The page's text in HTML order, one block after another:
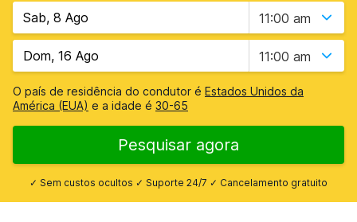
11:00 am
11:00 am
O país de residência do condutor é Estados Unidos da
América (EUA) e a idade é 30-65
Pesquisar agora
✓ Sem custos ocultos ✓ Suporte 24/7 ✓ Cancelamento gratuito